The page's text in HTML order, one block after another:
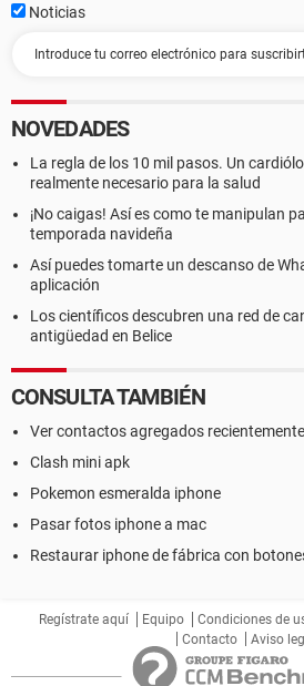
Noticias
NOVEDADES
La regla de los 10 mil pasos. Un
realmente necesario para la salud
¡No caigas! Así es como te manipulan
temporada navideña
Así puedes tomarte un descanso de
aplicación
Los científicos descubren una red de
antigüedad en Belice
CONSULTA TAMBIÉN
Ver contactos agregados
Clash mini apk
Pokemon esmeralda iphone
Pasar fotos iphone a mac
Restaurar iphone de fábrica con
Regístrate aquí Equipo Condiciones de
Contacto
Aviso